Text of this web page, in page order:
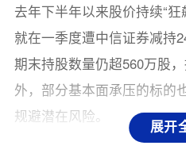
展开
去年下半年以来股价持续“狂
就在一季度遭中信证券减持
期末持股数量仍超560万股
外，部分基本面承压的标的
规避潜在风险。